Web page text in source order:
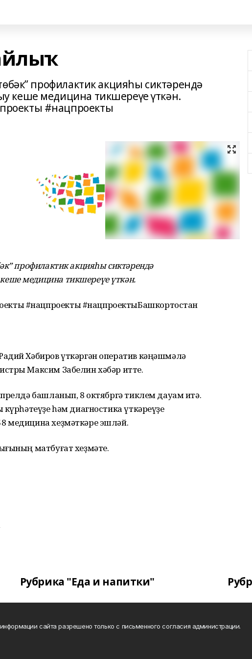
профилактик акцияһы сиктәрендә
кеше медицина тикшереүе үткән.
#нацпроекты
профилактик акцияһы сиктәрендә
медицина тикшереүе үткән.
#нацпроекты #нацпроектыБашкортостан
Хәбиров үткәргән оператив кәңәшмәлә
Максим Забелин хәбәр итте.
башланып, 8 октябргә тиклем дауам итә.
һәм диагностика үткәреүҙе
медицина хеҙмәткәре эшләй.
матбуғат хеҙмәте.
Рубрика "Еда и напитки"
сайта разрешено только с письменного согласия администрации.